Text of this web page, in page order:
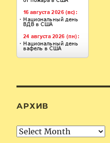
АРХИВ
Архив